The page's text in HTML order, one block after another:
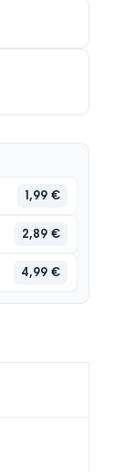
sąrašą
1,99 €
2,89 €
4,99 €